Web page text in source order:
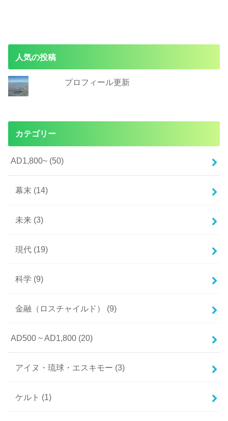
人気の投稿
プロフィール更新
カテゴリー
AD1,800~ (50)
幕末 (14)
未来 (3)
現代 (19)
科学 (9)
金融（ロスチャイルド） (9)
AD500 ~ AD1,800 (20)
アイヌ・琉球・エスキモー (3)
ケルト (1)